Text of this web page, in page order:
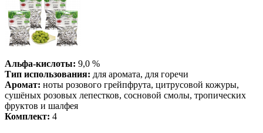
Альфа-кислоты: 9,0 %
Тип использования: для аромата, для горечи
Аромат: ноты розового грейпфрута, цитрусовой кожуры,
сушёных розовых лепестков, сосновой смолы, тропических
фруктов и шалфея
Комплект: 4